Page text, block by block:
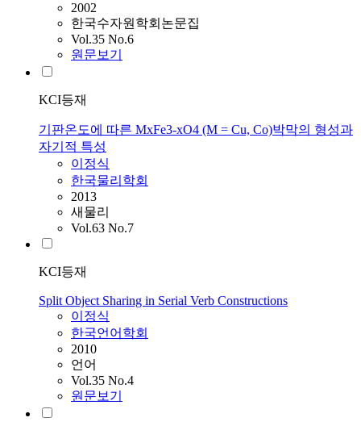
2002
한국수자원학회논문집
Vol.35 No.6
원문보기
KCI등재
기판온도에 따른 MxFe3-xO4 (M = Cu, Co)박막의 형성과
자기적 특성
이정식
한국물리학회
2013
새물리
Vol.63 No.7
KCI등재
Split Object Sharing in Serial Verb Constructions
이정식
한국언어학회
2010
언어
Vol.35 No.4
원문보기